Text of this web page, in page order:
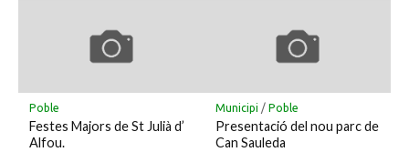
Poble
Festes Majors de St Julià d’
Alfou.
Municipi / Poble
Presentació del nou parc de
Can Sauleda